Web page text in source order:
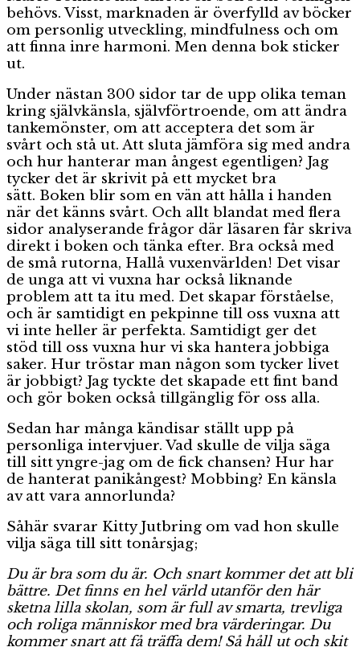
behövs. Visst, marknaden är överfylld av böcker
om personlig utveckling, mindfulness och om
att finna inre harmoni. Men denna bok sticker
ut.
Under nästan 300 sidor tar de upp olika teman
kring självkänsla, självförtroende, om att ändra
tankemönster, om att acceptera det som är
svårt och stå ut. Att sluta jämföra sig med andra
och hur hanterar man ångest egentligen? Jag
tycker det är skrivit på ett mycket bra
sätt. Boken blir som en vän att hålla i handen
när det känns svårt. Och allt blandat med flera
sidor analyserande frågor där läsaren får skriva
direkt i boken och tänka efter. Bra också med
de små rutorna, Hallå vuxenvärlden! Det visar
de unga att vi vuxna har också liknande
problem att ta itu med. Det skapar förståelse,
och är samtidigt en pekpinne till oss vuxna att
vi inte heller är perfekta. Samtidigt ger det
stöd till oss vuxna hur vi ska hantera jobbiga
saker. Hur tröstar man någon som tycker livet
är jobbigt? Jag tyckte det skapade ett fint band
och gör boken också tillgänglig för oss alla.
Sedan har många kändisar ställt upp på
personliga intervjuer. Vad skulle de vilja säga
till sitt yngre-jag om de fick chansen? Hur har
de hanterat panikångest? Mobbing? En känsla
av att vara annorlunda?
Såhär svarar Kitty Jutbring om vad hon skulle
vilja säga till sitt tonårsjag;
Du är bra som du är. Och snart kommer det att bli
bättre. Det finns en hel värld utanför den här
sketna lilla skolan, som är full av smarta, trevliga
och roliga människor med bra värderingar. Du
kommer snart att få träffa dem! Så håll ut och skit